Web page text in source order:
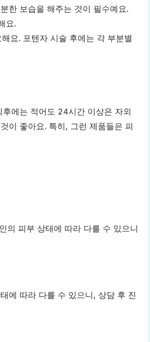
한 보습을 해주는 것이 필수예요.
요.
요. 포텐자 시술 후에는 각 부분별
에는 적어도 24시간 이상은 자외
이 좋아요. 특히, 그런 제품들은 피
의 피부 상태에 따라 다를 수 있으니
에 따라 다를 수 있으니, 상담 후 진